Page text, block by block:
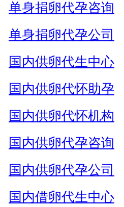
单身捐卵代孕咨询
单身捐卵代孕公司
国内供卵代生中心
国内供卵代怀助孕
国内供卵代怀机构
国内供卵代孕咨询
国内供卵代孕公司
国内借卵代生中心